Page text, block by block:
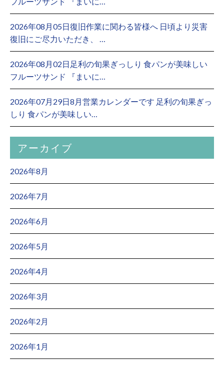
2026年08月05日復旧作業に関わる皆様へ 日頃より災害
復旧にご尽力いただき、 …
2026年08月02日足利の旬果ぎっしり 食パンが美味しい
フルーツサンド 『まいに…
2026年07月29日8月営業カレンダーです 足利の旬果ぎっ
しり 食パンが美味しい…
アーカイブ
2026年8月
2026年7月
2026年6月
2026年5月
2026年4月
2026年3月
2026年2月
2026年1月